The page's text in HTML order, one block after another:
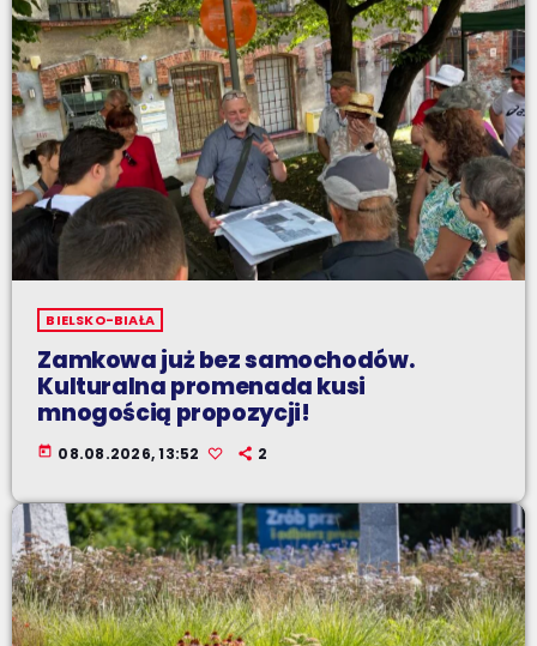
BIELSKO-BIAŁA
Zamkowa już bez samochodów.
Kulturalna promenada kusi
mnogością propozycji!
today 08.08.2026, 13:52 2